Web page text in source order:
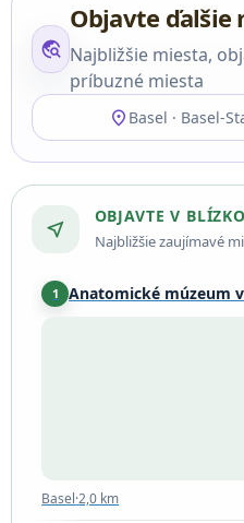
travel_explore
Objavte ďalšie
Najbližšie miesta,
príbuzné miesta
location_on Basel · Basel-
near_me
OBJAVTE V
Najbližšie zaujímavé
1 Anatomické múzeum
Basel·2,0 km